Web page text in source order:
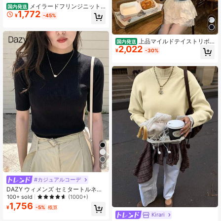
国内発送 メイラードフリンジニット
アシンメトリーセーター女2025秋冬
新作インナーボトムタイトニットデ
¥1,772 -45%
8
#カジュアルコーデ
DAZY ウィメンズ セミタートルネッ
ク ウエストフィット 半袖セータート
ップ Y2K 秋
100+ sold (1000+)
¥1,756 -5% 概算
国内発送 上品マイルドテイストリボ
ンニットブラウス クルーネックで首
周りすっきり小顔見せ、高級感ある
トレスフリー 小柄さんにおすすめな
シルエット設計、着回し力抜群でス
カートやパンツと相性抜群の注目ア
イテム
¥2,022 -30%
Kirari